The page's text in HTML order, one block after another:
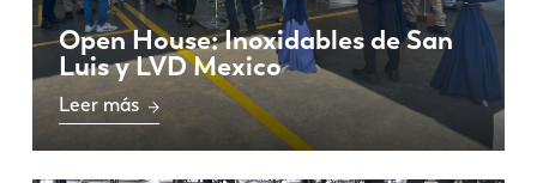
Open House: Inoxidables de San
Luis y LVD Mexico
Leer más